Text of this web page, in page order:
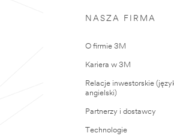
NASZA FIRMA
O firmie 3M
Kariera w 3M
Relacje inwestorskie
angielski)
Partnerzy i dostawcy
Technologie